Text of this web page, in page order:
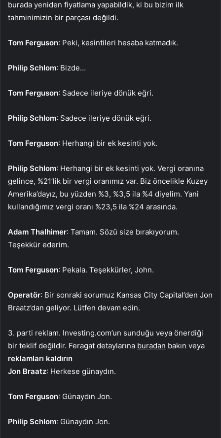
burada yeniden fiyatlama yapabildik, ki bu bizim ilk
tahminimizin bir parçası değildi.
Tom Ferguson: Peki, kesintileri hesaba katmadık.
Philip Schlom: Bizde…
Tom Ferguson: Sadece ileriye dönük eğri.
Philip Schlom: Sadece ileriye dönük eğri.
Tom Ferguson: Herhangi bir ek kesinti yok.
Philip Schlom: Herhangi bir ek kesinti yok. Vergi oranına
gelince, %21’lik bir vergi oranımız var. Biz öncelikle Kuzey
Amerika’dayız, bu yüzden %3, %3,5 ila %4 diyelim. Yani
kullandığımız vergi oranı %23,5 ila %24 arasında.
Adam Thalhimer: Tamam. Sözü size bırakıyorum.
Teşekkür ederim.
Tom Ferguson: Pekala. Teşekkürler, John.
Operatör: Bir sonraki sorumuz Kansas City Capital’den Jon
Braatz’dan geliyor. Lütfen devam edin.
3. parti reklam. Investing.com’un sunduğu veya önerdiği
bir teklif değildir. Feragat detaylarına buradan bakın veya
reklamları kaldırın
Jon Braatz: Herkese günaydın.
Tom Ferguson: Günaydın Jon.
Philip Schlom: Günaydın Jon.